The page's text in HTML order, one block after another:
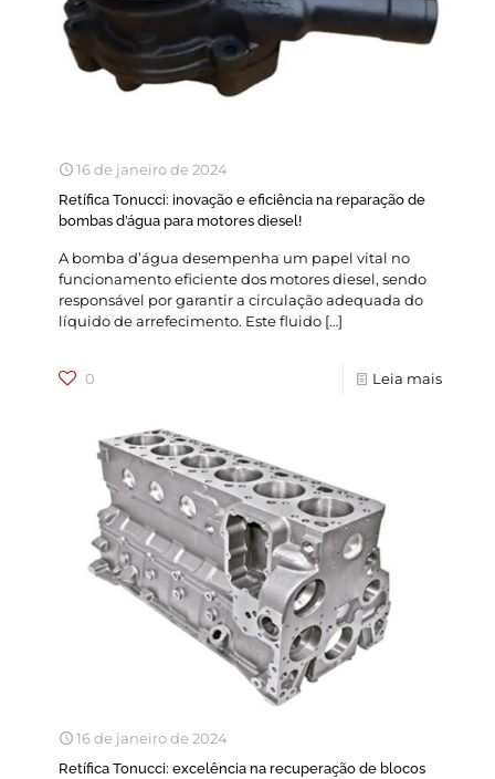
16 de janeiro de 2024
Retífica Tonucci: inovação e eficiência na reparação de
bombas d’água para motores diesel!
A bomba d’água desempenha um papel vital no
funcionamento eficiente dos motores diesel, sendo
responsável por garantir a circulação adequada do
líquido de arrefecimento. Este fluido […]
0 Leia mais
16 de janeiro de 2024
Retífica Tonucci: excelência na recuperação de blocos